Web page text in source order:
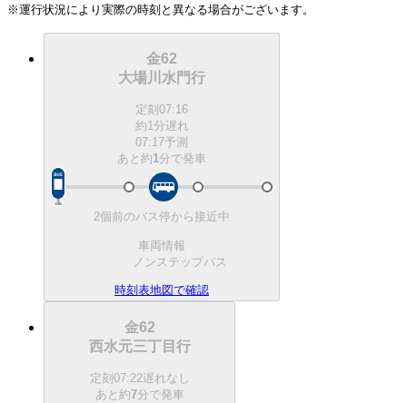
※運行状況により実際の時刻と異なる場合がございます。
金62
大場川水門行
定刻 07:16
約1分遅れ
07:17予測
あと約1分で発車
2個前のバス停から接近中
車両情報
ノンステップバス
時刻表地図で確認
金62
西水元三丁目行
定刻 07:22遅れなし
あと約7分で発車